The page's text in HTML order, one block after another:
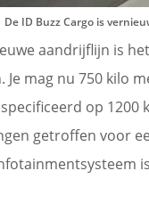
De ID Buzz Cargo is
aandrijflijn is
Je mag nu 750 kilo
op 1200
getroffen voor